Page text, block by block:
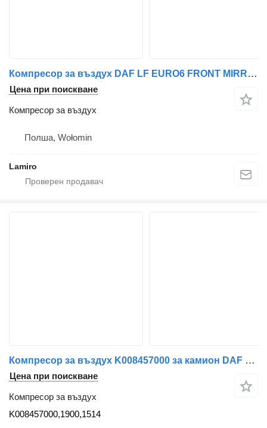
Компресор за въздух DAF LF EURO6 FRONT MIRROR за камион DAF ACTROS MP3 LS (2008-2011)
Цена при поискване
Компресор за въздух
Полша, Wołomin
Lamiro
Компресор за въздух K008457000 за камион DAF LF 45 | 01
Цена при поискване
Компресор за въздух
K008457000,1900,1514